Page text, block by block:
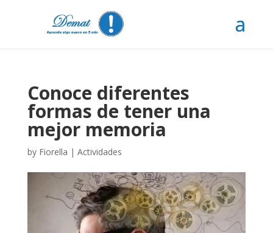
Conoce diferentes
formas de tener una
mejor memoria
by Fiorella | Actividades